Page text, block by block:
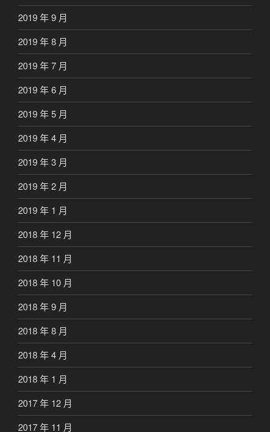
2019 年 9 月
2019 年 8 月
2019 年 7 月
2019 年 6 月
2019 年 5 月
2019 年 4 月
2019 年 3 月
2019 年 2 月
2019 年 1 月
2018 年 12 月
2018 年 11 月
2018 年 10 月
2018 年 9 月
2018 年 8 月
2018 年 4 月
2018 年 1 月
2017 年 12 月
2017 年 11 月